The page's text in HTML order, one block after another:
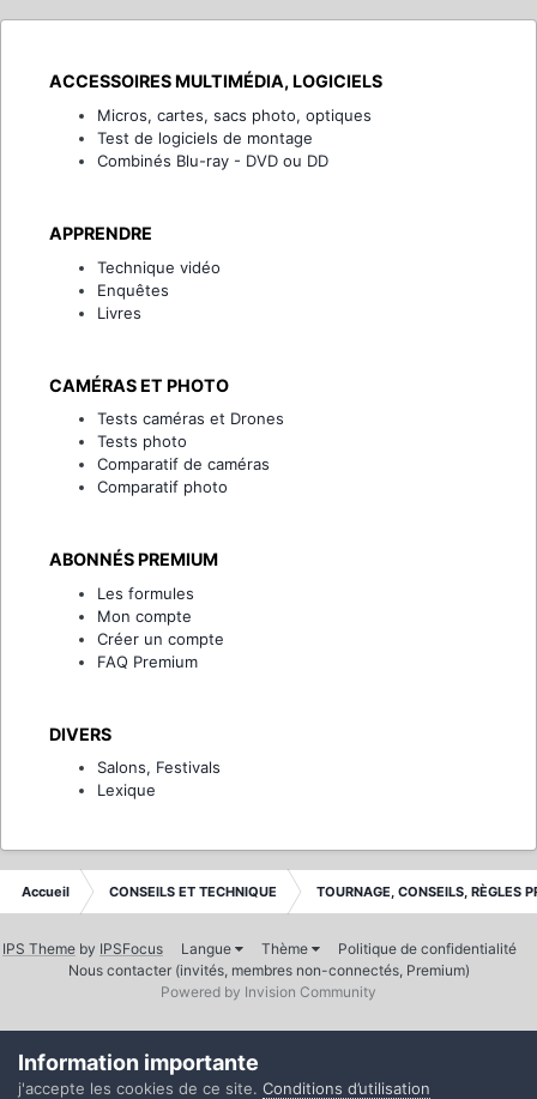
ACCESSOIRES MULTIMÉDIA, LOGICIELS
Micros, cartes, sacs photo, optiques
Test de logiciels de montage
Combinés Blu-ray - DVD ou DD
APPRENDRE
Technique vidéo
Enquêtes
Livres
CAMÉRAS ET PHOTO
Tests caméras et Drones
Tests photo
Comparatif de caméras
Comparatif photo
ABONNÉS PREMIUM
Les formules
Mon compte
Créer un compte
FAQ Premium
DIVERS
Salons, Festivals
Lexique
Accueil CONSEILS ET TECHNIQUE TOURNAGE, CONSEILS, RÈGLES
IPS Theme by IPSFocus Langue Thème
Politique de confidentialité
Nous contacter (invités, membres non-connectés, Premium)
Powered by Invision Community
Information importante
j'accepte les cookies de ce site. Conditions d’utilisation